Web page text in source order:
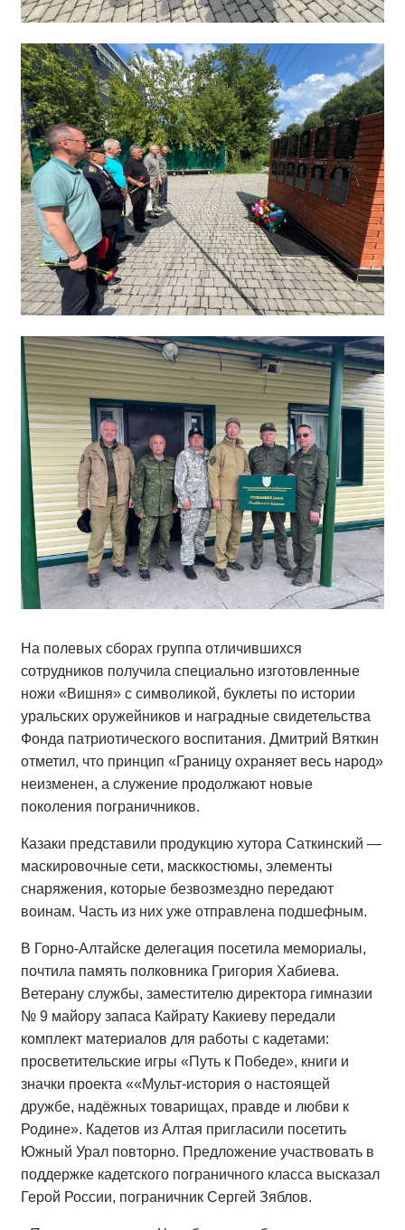
На полевых сборах группа отличившихся
сотрудников получила специально изготовленные
ножи «Вишня» с символикой, буклеты по истории
уральских оружейников и наградные свидетельства
Фонда патриотического воспитания. Дмитрий Вяткин
отметил, что принцип «Границу охраняет весь народ»
неизменен, а служение продолжают новые
поколения пограничников.
Казаки представили продукцию хутора Саткинский —
маскировочные сети, масккостюмы, элементы
снаряжения, которые безвозмездно передают
воинам. Часть из них уже отправлена подшефным.
В Горно-Алтайске делегация посетила мемориалы,
почтила память полковника Григория Хабиева.
Ветерану службы, заместителю директора гимназии
№ 9 майору запаса Кайрату Какиеву передали
комплект материалов для работы с кадетами:
просветительские игры «Путь к Победе», книги и
значки проекта ««Мульт-история о настоящей
дружбе, надёжных товарищах, правде и любви к
Родине». Кадетов из Алтая пригласили посетить
Южный Урал повторно. Предложение участвовать в
поддержке кадетского пограничного класса высказал
Герой России, пограничник Сергей Зяблов.